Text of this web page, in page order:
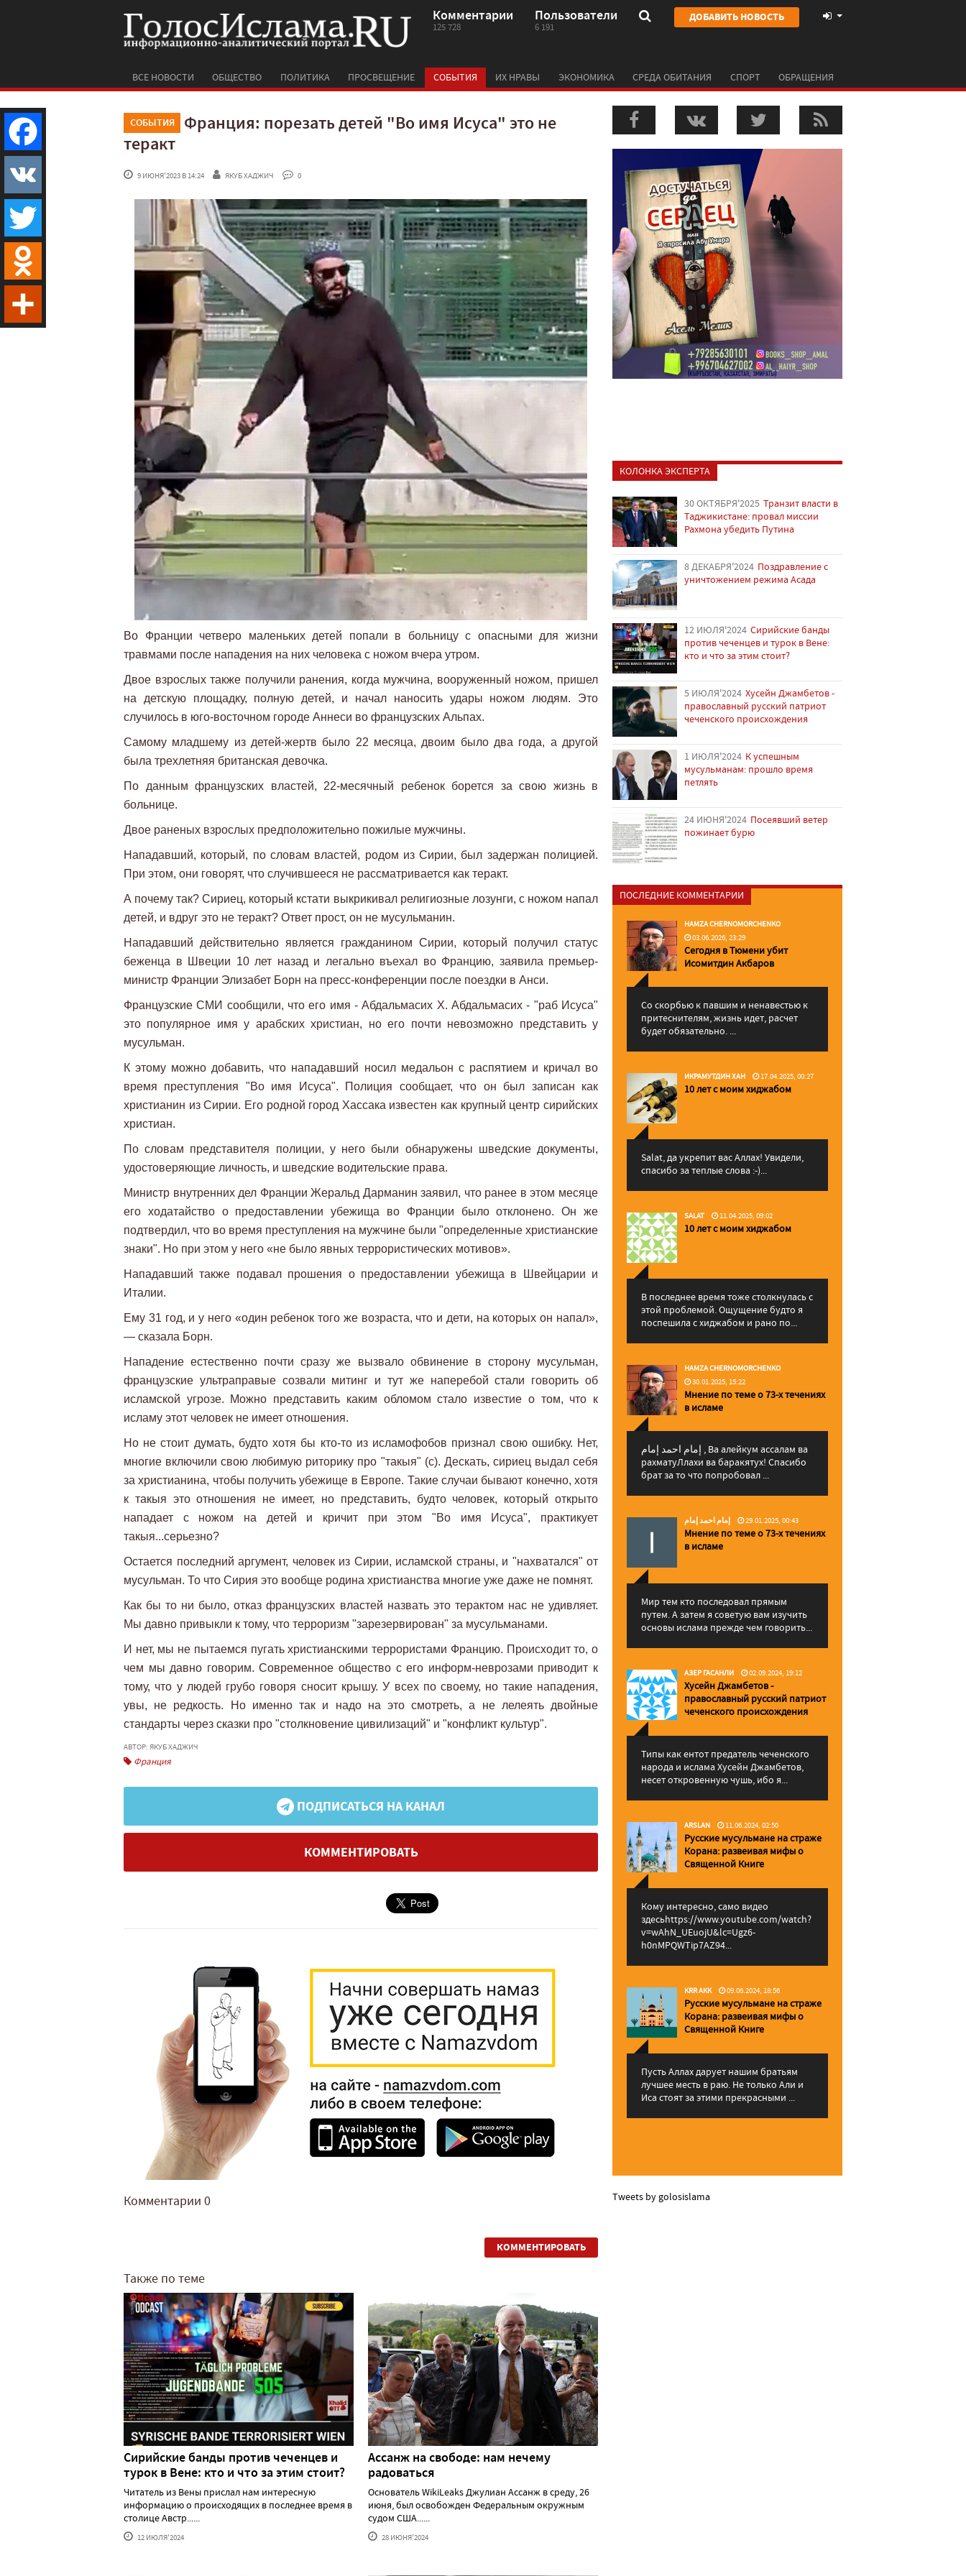
Комментарии
125 728
Пользователи
6 191
ДОБАВИТЬ НОВОСТЬ
ВСЕ НОВОСТИ ОБЩЕСТВО ПОЛИТИКА ПРОСВЕЩЕНИЕ СОБЫТИЯ ИХ НРАВЫ ЭКОНОМИКА СРЕДА ОБИТАНИЯ СПОРТ ОБРАЩЕНИЯ
СОБЫТИЯ
Франция: порезать детей "Во имя Исуса" это не
теракт
9 ИЮНЯ'2023 В 14:24 ЯКУБ ХАДЖИЧ 0
Во Франции четверо маленьких детей попали в больницу с опасными для жизни
травмами после нападения на них человека с ножом вчера утром.
Двое взрослых также получили ранения, когда мужчина, вооруженный ножом, пришел
на детскую площадку, полную детей, и начал наносить удары ножом людям. Это
случилось в юго-восточном городе Аннеси во французских Альпах.
Самому младшему из детей-жертв было 22 месяца, двоим было два года, а другой
была трехлетняя британская девочка.
По данным французских властей, 22-месячный ребенок борется за свою жизнь в
больнице.
Двое раненых взрослых предположительно пожилые мужчины.
Нападавший, который, по словам властей, родом из Сирии, был задержан полицией.
При этом, они говорят, что случившееся не рассматривается как теракт.
А почему так? Сириец, который кстати выкрикивал религиозные лозунги, с ножом напал
детей, и вдруг это не теракт? Ответ прост, он не мусульманин.
Нападавший действительно является гражданином Сирии, который получил статус
беженца в Швеции 10 лет назад и легально въехал во Францию, заявила премьер-
министр Франции Элизабет Борн на пресс-конференции после поездки в Анси.
Французские СМИ сообщили, что его имя - Абдальмасих Х. Абдальмасих - "раб Исуса"
это популярное имя у арабских христиан, но его почти невозможно представить у
мусульман.
К этому можно добавить, что нападавший носил медальон с распятием и кричал во
время преступления "Во имя Исуса". Полиция сообщает, что он был записан как
христианин из Сирии. Его родной город Хассака известен как крупный центр сирийских
христиан.
По словам представителя полиции, у него были обнаружены шведские документы,
удостоверяющие личность, и шведские водительские права.
Министр внутренних дел Франции Жеральд Дарманин заявил, что ранее в этом месяце
его ходатайство о предоставлении убежища во Франции было отклонено. Он же
подтвердил, что во время преступления на мужчине были "определенные христианские
знаки". Но при этом у него «не было явных террористических мотивов».
Нападавший также подавал прошения о предоставлении убежища в Швейцарии и
Италии.
Ему 31 год, и у него «один ребенок того же возраста, что и дети, на которых он напал»,
— сказала Борн.
Нападение естественно почти сразу же вызвало обвинение в сторону мусульман,
французские ультраправые созвали митинг и тут же наперебой стали говорить об
исламской угрозе. Можно представить каким обломом стало известие о том, что к
исламу этот человек не имеет отношения.
Но не стоит думать, будто хотя бы кто-то из исламофобов признал свою ошибку. Нет,
многие включили свою любимую риторику про "такыя" (с). Дескать, сириец выдал себя
за христианина, чтобы получить убежище в Европе. Такие случаи бывают конечно, хотя
к такыя это отношения не имеет, но представить, будто человек, который открыто
нападает с ножом на детей и кричит при этом "Во имя Исуса", практикует
такыя...серьезно?
Остается последний аргумент, человек из Сирии, исламской страны, и "нахватался" от
мусульман. То что Сирия это вообще родина христианства многие уже даже не помнят.
Как бы то ни было, отказ французских властей назвать это терактом нас не удивляет.
Мы давно привыкли к тому, что терроризм "зарезервирован" за мусульманами.
И нет, мы не пытаемся пугать христианскими террористами Францию. Происходит то, о
чем мы давно говорим. Современное общество с его информ-неврозами приводит к
тому, что у людей грубо говоря сносит крышу. У всех по своему, но такие нападения,
увы, не редкость. Но именно так и надо на это смотреть, а не лелеять двойные
стандарты через сказки про "столкновение цивилизаций" и "конфликт культур".
АВТОР: ЯКУБ ХАДЖИЧ
Франция
ПОДПИСАТЬСЯ НА КАНАЛ
КОММЕНТИРОВАТЬ
Комментарии 0
КОММЕНТИРОВАТЬ
Также по теме
Сирийские банды против чеченцев и
турок в Вене: кто и что за этим стоит?
Читатель из Вены прислал нам интересную
информацию о происходящих в последнее время в
столице Австр......
12 ИЮЛЯ'2024
Ассанж на свободе: нам нечему
радоваться
Основатель WikiLeaks Джулиан Ассанж в среду, 26
июня, был освобожден Федеральным окружным
судом США......
28 ИЮНЯ'2024
КОЛОНКА ЭКСПЕРТА
30 ОКТЯБРЯ'2025 Транзит власти в
Таджикистане: провал миссии
Рахмона убедить Путина
8 ДЕКАБРЯ'2024 Поздравление с
уничтожением режима Асада
12 ИЮЛЯ'2024 Сирийские банды
против чеченцев и турок в Вене:
кто и что за этим стоит?
5 ИЮЛЯ'2024 Хусейн Джамбетов -
православный русский патриот
чеченского происхождения
1 ИЮЛЯ'2024 К успешным
мусульманам: прошло время
петлять
24 ИЮНЯ'2024 Посеявший ветер
пожинает бурю
ПОСЛЕДНИЕ КОММЕНТАРИИ
HAMZA CHERNOMORCHENKO
03.06.2026, 23:29
Сегодня в Тюмени убит
Исомитдин Акбаров
Со скорбью к павшим и ненавестью к
притеснителям, жизнь идет, расчет
будет обязательно. ...
ИКРАМУТДИН ХАН 17.04.2025, 00:27
10 лет с моим хиджабом
Salat, да укрепит вас Аллаx! Увидели,
спасибо за теплые слова :-)...
SALAT 11.04.2025, 09:02
10 лет с моим хиджабом
В последнее время тоже столкнулась с
этой проблемой. Ощущение будто я
поспешила с хиджабом и рано по...
HAMZA CHERNOMORCHENKO
30.01.2025, 15:22
Мнение по теме о 73-х течениях
в исламе
إمام احمد إمام , Ва алейкум ассалам ва
рахматуЛлахи ва баракятух! Спасибо
брат за то что попробовал ...
إمام احمد إمام 29.01.2025, 00:43
Мнение по теме о 73-х течениях
в исламе
Мир тем кто последовал прямым
путем. А затем я советую вам изучить
основы ислама прежде чем говорить...
АЗЕР ГАСАНЛИ 02.09.2024, 19:12
Хусейн Джамбетов -
православный русский патриот
чеченского происхождения
Типы как ентот предатель чеченского
народа и ислама Хусейн Джамбетов,
несет откровенную чушь, ибо я...
ARSLAN 11.06.2024, 02:50
Русские мусульмане на страже
Корана: pазвеивая мифы о
Священной Книге
Кому интересно, само видео
здесьhttps://www.youtube.com/watch?
v=wAhN_UEuojU&lc=Ugz6-
h0nMPQWTip7AZ94...
KRR AKK 09.06.2024, 18:56
Русские мусульмане на страже
Корана: pазвеивая мифы о
Священной Книге
Пусть Аллах дарует нашим братьям
лучшее месть в раю. Не только Али и
Иса стоят за этими прекрасными ...
Tweets by golosislama
Facebook
VK
Twitter
Odnoklassniki